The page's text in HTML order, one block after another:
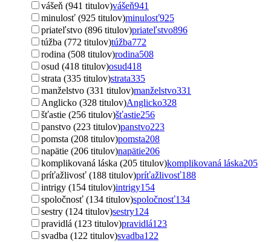
vášeň (941 titulov)vášeň941
minulosť (925 titulov)minulosť925
priateľstvo (896 titulov)priateľstvo896
túžba (772 titulov)túžba772
rodina (508 titulov)rodina508
osud (418 titulov)osud418
strata (335 titulov)strata335
manželstvo (331 titulov)manželstvo331
Anglicko (328 titulov)Anglicko328
šťastie (256 titulov)šťastie256
panstvo (223 titulov)panstvo223
pomsta (208 titulov)pomsta208
napätie (206 titulov)napätie206
komplikovaná láska (205 titulov)komplikovaná láska205
príťažlivosť (188 titulov)príťažlivosť188
intrigy (154 titulov)intrigy154
spoločnosť (134 titulov)spoločnosť134
sestry (124 titulov)sestry124
pravidlá (123 titulov)pravidlá123
svadba (122 titulov)svadba122